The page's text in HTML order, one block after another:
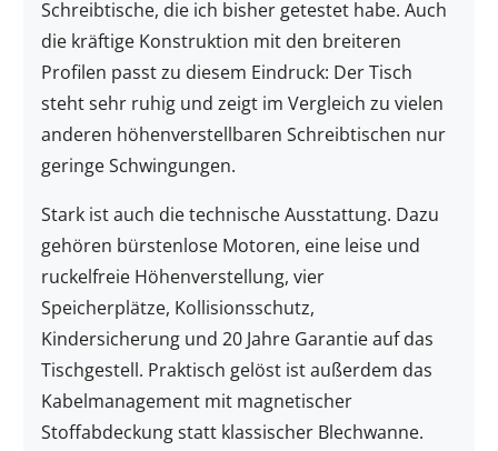
Schreibtische, die ich bisher getestet habe. Auch
die kräftige Konstruktion mit den breiteren
Profilen passt zu diesem Eindruck: Der Tisch
steht sehr ruhig und zeigt im Vergleich zu vielen
anderen höhenverstellbaren Schreibtischen nur
geringe Schwingungen.
Stark ist auch die technische Ausstattung. Dazu
gehören bürstenlose Motoren, eine leise und
ruckelfreie Höhenverstellung, vier
Speicherplätze, Kollisionsschutz,
Kindersicherung und 20 Jahre Garantie auf das
Tischgestell. Praktisch gelöst ist außerdem das
Kabelmanagement mit magnetischer
Stoffabdeckung statt klassischer Blechwanne.